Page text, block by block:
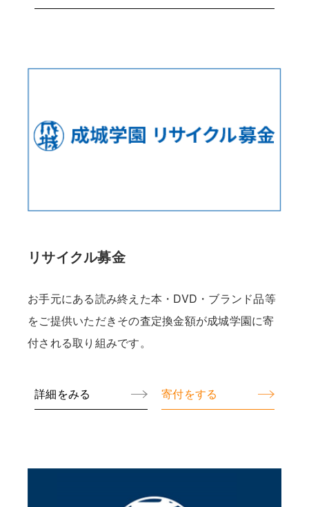
リサイクル募金
お手元にある読み終えた本・DVD・ブランド品等
をご提供いただきその査定換金額が成城学園に寄
付される取り組みです。
詳細をみる 寄付をする